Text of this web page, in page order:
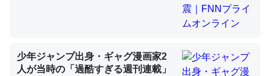
利だから両方が拮抗してるのでは」とあって面白い。海に
いる鋏角類（カブトガニ・ウミグモ）はカルシウムを使わ
─ニュース :: 【研究発表】昆虫学の大問題＝「昆虫はなぜ海にいな
いのか」に関する新仮説
少年ジャンプ出身・ギャグ漫画家2
人が当時の「過酷すぎる週刊連載」